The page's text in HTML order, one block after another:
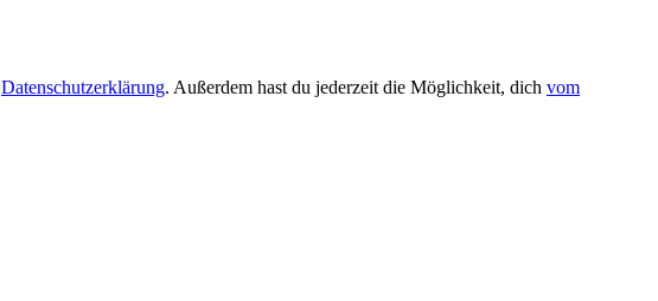
Datenschutzerklärung. Außerdem hast du jederzeit die Möglichkeit, dich vom